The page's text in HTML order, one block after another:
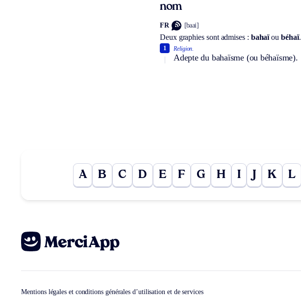
nom
FR [baai]
Deux graphies sont admises : bahaïoubéhaï.
Religion.
Adepte du bahaïsme (ou béhaïsme).
1
A B C D E F G H I K L
Mentions légales et conditions générales d’utilisation et de services